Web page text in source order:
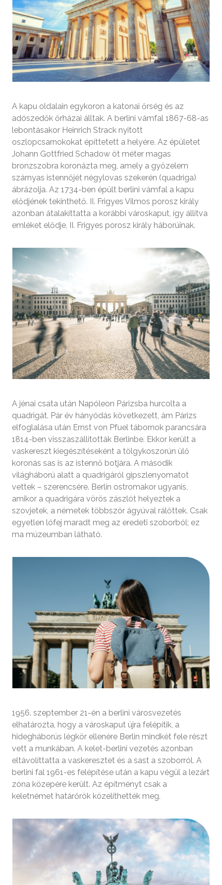
A kapu oldalain egykoron a katonai őrség és az
adószedők őrházai álltak. A berlini vámfal 1867-68-as
lebontásakor Heinrich Strack nyitott
oszlopcsarnokokat építtetett a helyére. Az épületet
Johann Gottfried Schadow öt méter magas
bronzszobra koronázta meg, amely a győzelem
szárnyas istennőjét négylovas szekerén (quadriga)
ábrázolja. Az 1734-ben épült berlini vámfal a kapu
elődjének tekinthető. II. Frigyes Vilmos porosz király
azonban átalakíttatta a korábbi városkaput, így állítva
emléket elődje, II. Frigyes porosz király háborúinak.
A jénai csata után Napóleon Párizsba hurcolta a
quadrigát. Pár év hányódás következett, ám Párizs
elfoglalása után Ernst von Pfuel tábornok parancsára
1814-ben visszaszállították Berlinbe. Ekkor került a
vaskereszt kiegészítéseként a tölgykoszorún ülő
koronás sas is az istennő botjára. A második
világháború alatt a quadrigáról gipszlenyomatot
vettek – szerencsére. Berlin ostromakor ugyanis,
amikor a quadrigára vörös zászlót helyeztek a
szovjetek, a németek többször ágyúval rálőttek. Csak
egyetlen lófej maradt meg az eredeti szoborból; ez
ma múzeumban látható.
1956. szeptember 21-én a berlini városvezetés
elhatározta, hogy a városkaput újra felépítik, a
hidegháborús légkör ellenére Berlin mindkét fele részt
vett a munkában. A kelet-berlini vezetés azonban
eltávolíttatta a vaskeresztet és a sast a szoborról. A
berlini fal 1961-es felépítése után a kapu végül a lezárt
zóna közepére került. Az építményt csak a
keletnémet határőrök közelíthették meg.